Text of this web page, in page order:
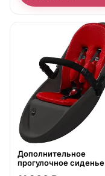
Дополнительное
прогулочное сиденье